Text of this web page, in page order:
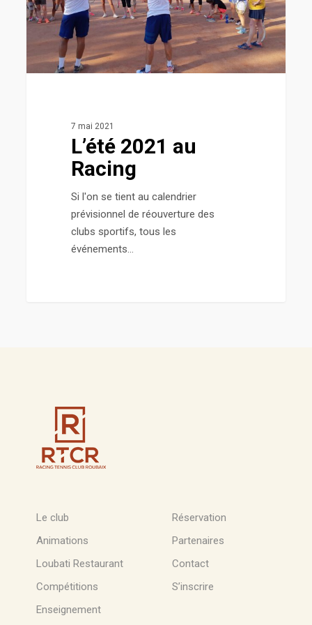
7 mai 2021
L’été 2021 au
Racing
Si l'on se tient au calendrier
prévisionnel de réouverture des
clubs sportifs, tous les
événements…
Le club
Animations
Loubati Restaurant
Compétitions
Enseignement
Réservation
Partenaires
Contact
S’inscrire